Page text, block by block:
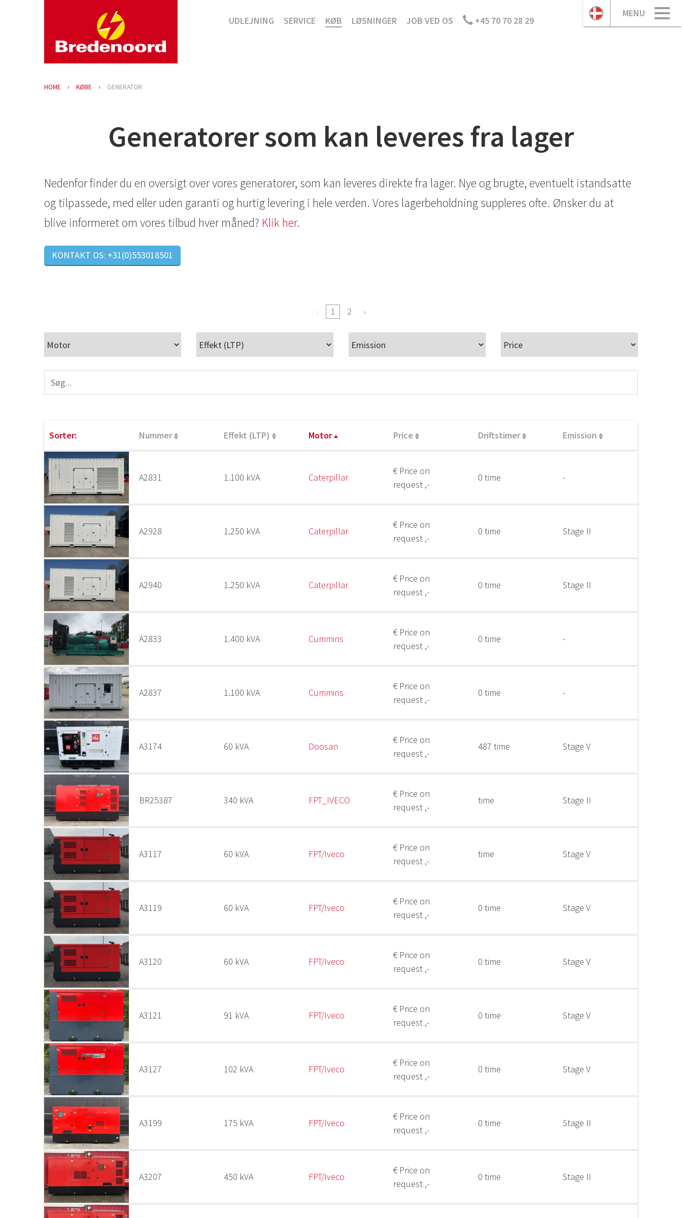
MENU
UDLEJNING SERVICE KØB LØSNINGER JOB VED OS +45 70 70 28 29
HOME KØBE GENERATOR
Generatorer som kan leveres fra lager
Nedenfor finder du en oversigt over vores generatorer, som kan leveres direkte fra lager. Nye og brugte, eventuelt istandsatte
og tilpassede, med eller uden garanti og hurtig levering i hele verden. Vores lagerbeholdning suppleres ofte. Ønsker du at
blive informeret om vores tilbud hver måned? Klik her.
KONTAKT OS: +31(0)553018501
1 2
Sorter: Nummer Effekt (LTP) Motor Price Driftstimer Emission
A2831 1.100 kVA Caterpillar
€ Price on
request ,-
0 time -
A2928 1.250 kVA Caterpillar
€ Price on
request ,-
0 time Stage II
A2940 1.250 kVA Caterpillar
€ Price on
request ,-
0 time Stage II
A2833 1.400 kVA Cummins
€ Price on
request ,-
0 time -
A2837 1.100 kVA Cummins
€ Price on
request ,-
0 time -
A3174 60 kVA Doosan
€ Price on
request ,-
487 time Stage V
BR25387 340 kVA FPT_IVECO
€ Price on
request ,-
time Stage II
A3117 60 kVA FPT/Iveco
€ Price on
request ,-
time Stage V
A3119 60 kVA FPT/Iveco
€ Price on
request ,-
0 time Stage V
A3120 60 kVA FPT/Iveco
€ Price on
request ,-
0 time Stage V
A3121 91 kVA FPT/Iveco
€ Price on
request ,-
0 time Stage V
A3127 102 kVA FPT/Iveco
€ Price on
request ,-
0 time Stage V
A3199 175 kVA FPT/Iveco
€ Price on
request ,-
0 time Stage II
A3207 450 kVA FPT/Iveco
€ Price on
request ,-
0 time Stage II